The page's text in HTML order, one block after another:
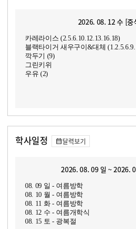
2026. 08. 12 수 [중
카레라이스 (2.5.6.10.12.13.16.18)
블랙타이거 새우구이&대체
깍두기 (9)
그린키위
우유 (2)
학사일정 달력보기
2026. 08. 09 일 ~ 2026.
08. 09 일 - 여름방학
08. 10 월 - 여름방학
08. 11 화 - 여름방학
08. 12 수 - 여름개학식
08. 15 토 - 광복절